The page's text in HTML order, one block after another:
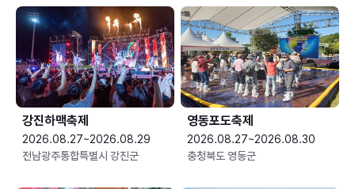
강진하맥축제
2026.08.27~2026.08.29
전남광주통합특별시 강진군
영동포도축제
2026.08.27~2026.08.30
충청북도 영동군